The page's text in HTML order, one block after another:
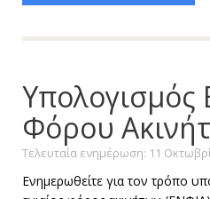
Υπολογισμός
Φόρου
Τελευταία ενημέρωση: 11
Ενημερωθείτε για τον τρόπο